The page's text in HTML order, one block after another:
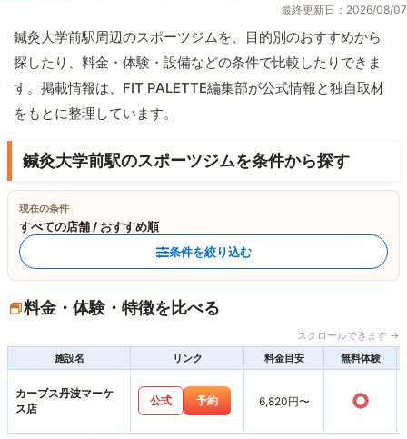
最終更新日：2026/08/07
鍼灸大学前駅周辺のスポーツジムを、目的別のおすすめから
探したり、料金・体験・設備などの条件で比較したりできま
す。掲載情報は、FIT PALETTE編集部が公式情報と独自取材
をもとに整理しています。
鍼灸大学前駅のスポーツジムを条件から探す
現在の条件
すべての店舗 / おすすめ順
条件を絞り込む
料金・体験・特徴を比べる
スクロールできます →
施設名
リンク 料金目安 無料体験
カーブス丹波マーケ
ス店
公式 予約 6,820円〜 ○